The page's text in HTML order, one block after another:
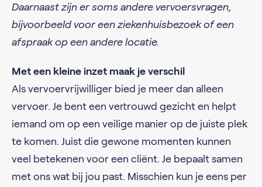
Daarnaast zijn er soms andere vervoersvragen,
bijvoorbeeld voor een ziekenhuisbezoek of een
afspraak op een andere locatie.
Met een kleine inzet maak je verschil
Als vervoervrijwilliger bied je meer dan alleen
vervoer. Je bent een vertrouwd gezicht en helpt
iemand om op een veilige manier op de juiste plek
te komen. Juist die gewone momenten kunnen
veel betekenen voor een cliënt. Je bepaalt samen
met ons wat bij jou past. Misschien kun je eens per